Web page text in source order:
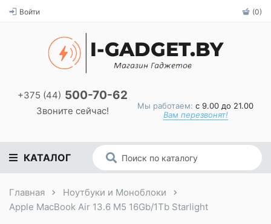
Войти (0)
+375 (44) 500-70-62
Звоните сейчас! Мы работаем: с 9.00 до 21.00
Вам перезвонят!
КАТАЛОГ
Главная
Ноутбуки и Моноблоки
Apple MacBook Air 13.6 M5 16Gb/1Tb Starlight